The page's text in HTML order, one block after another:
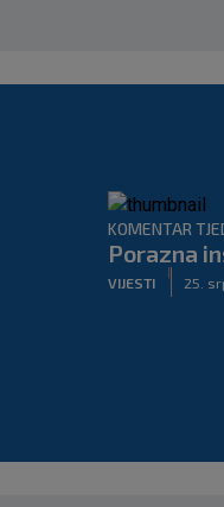
KOMENTAR
Porazna
VIJESTI 25.